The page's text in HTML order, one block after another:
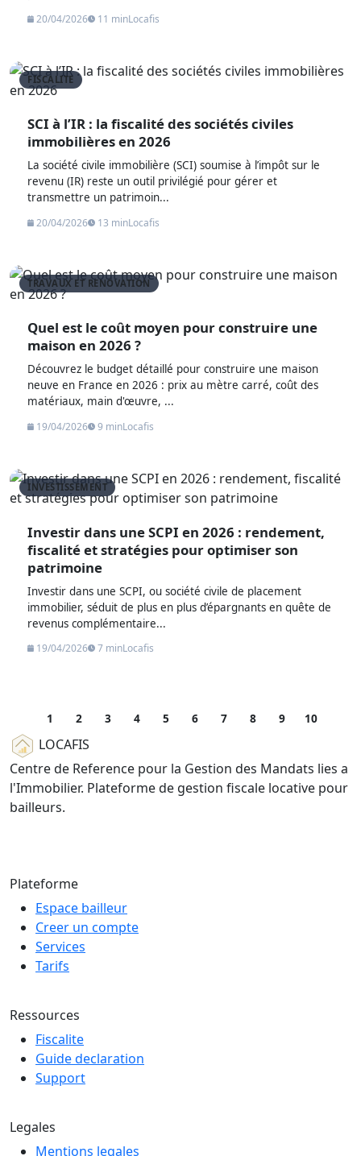
20/04/2026 11 minLocafis
FISCALITE
SCI à l’IR : la fiscalité des sociétés civiles
immobilières en 2026
La société civile immobilière (SCI) soumise à l’impôt sur le
revenu (IR) reste un outil privilégié pour gérer et
transmettre un patrimoin...
20/04/2026 13 minLocafis
TRAVAUX ET RENOVATION
Quel est le coût moyen pour construire une
maison en 2026 ?
Découvrez le budget détaillé pour construire une maison
neuve en France en 2026 : prix au mètre carré, coût des
matériaux, main d'œuvre, ...
19/04/2026 9 minLocafis
INVESTISSEMENT
Investir dans une SCPI en 2026 : rendement,
fiscalité et stratégies pour optimiser son
patrimoine
Investir dans une SCPI, ou société civile de placement
immobilier, séduit de plus en plus d’épargnants en quête de
revenus complémentaire...
19/04/2026 7 minLocafis
1 2 3 4 5 6 7 8 9 10
LOCAFIS
Centre de Reference pour la Gestion des Mandats lies a
l'Immobilier. Plateforme de gestion fiscale locative pour
bailleurs.
Plateforme
Espace bailleur
Creer un compte
Services
Tarifs
Ressources
Fiscalite
Guide declaration
Support
Legales
Mentions legales